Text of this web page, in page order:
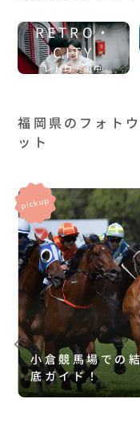
RETRO・
CITY
レトロ・街中
福岡県のフォト
ット
小倉競馬場での
底ガイド！